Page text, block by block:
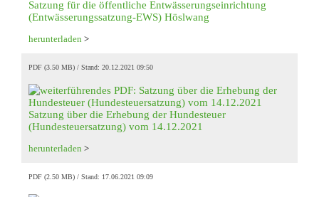
Satzung für die öffentliche Entwässerungseinrichtung
(Entwässerungssatzung-EWS) Höslwang
herunterladen >
PDF (3.50 MB) Stand: 20.12.2021 09:50
Satzung über die Erhebung der Hundesteuer
(Hundesteuersatzung) vom 14.12.2021
herunterladen >
PDF (2.50 MB) Stand: 17.06.2021 09:09